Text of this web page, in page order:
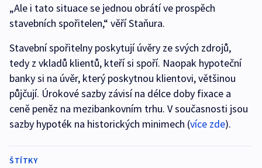
„Ale i tato situace se jednou obrátí ve prospěch
stavebních spořitelen,“ věří Staňura.
Stavební spořitelny poskytují úvěry ze svých zdrojů,
tedy z vkladů klientů, kteří si spoří. Naopak hypoteční
banky si na úvěr, který poskytnou klientovi, většinou
půjčují. Úrokové sazby závisí na délce doby fixace a
ceně peněz na mezibankovním trhu. V současnosti jsou
sazby hypoték na historických minimech (více zde).
ŠTÍTKY